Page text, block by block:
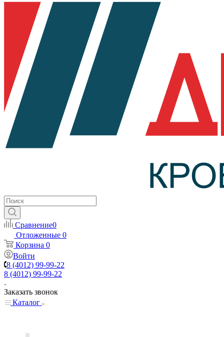
Сравнение0
Отложенные 0
Корзина 0
Войти
8 (4012) 99-99-22
8 (4012) 99-99-22
Заказать звонок
Каталог